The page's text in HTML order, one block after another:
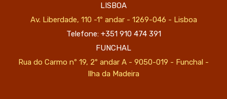
LISBOA
Av. Liberdade, 110 -1º andar - 1269-046 - Lisboa
Telefone: +351 910 474 391
FUNCHAL
Rua do Carmo nº 19, 2º andar A - 9050-019 - Funchal -
Ilha da Madeira